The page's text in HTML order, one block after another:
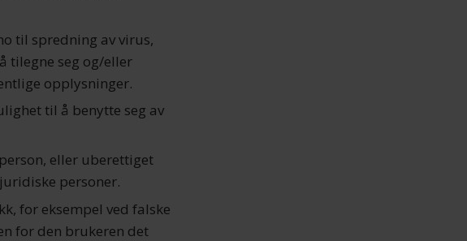
til spredning av virus,
tilegne seg og/eller
opplysninger.
til å benytte seg av
eller uberettiget
personer.
for eksempel ved falske
for den brukeren det